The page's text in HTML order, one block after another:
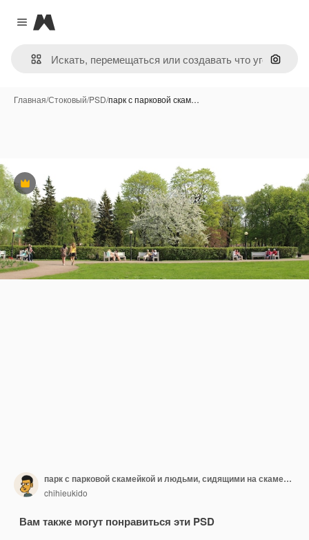
Close menu
Magnific
Поиск
Главная/Стоковый/PSD/парк с парковой скам…
Премиум
парк с парковой скамейкой и людьми, сидящими на скамейке
chihieukido
Вам также могут понравиться эти PSD